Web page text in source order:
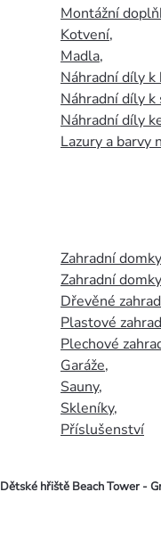
Montážní
Kotvení,
Madla,
Náhradní díly k
Náhradní díly k
Náhradní díly
Lazury a barvy
Zahradní domky
Zahradní
Dřevěné
Plastové
Plechové
Garáže,
Sauny,
Skleníky,
Příslušenství
Dětské hřiště Beach Tower -